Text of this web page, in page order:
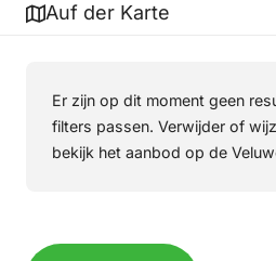
Auf der Karte
Er zijn op dit moment geen
filters passen. Verwijder of
bekijk het aanbod op de